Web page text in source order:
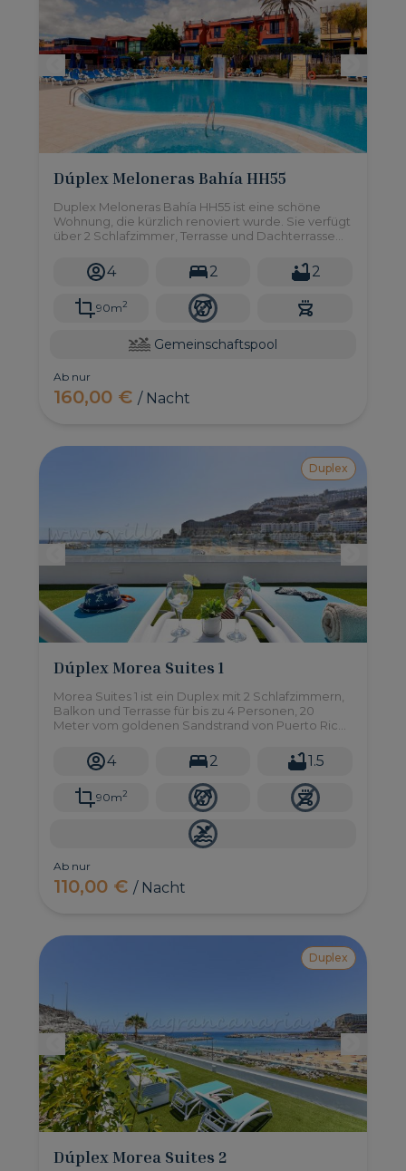
Dúplex Meloneras Bahía HH55
Duplex Meloneras Bahía HH55 ist eine schöne
Wohnung, die kürzlich renoviert wurde. Sie verfügt
über 2 Schlafzimmer, Terrasse und Dachterrasse
Gemeinschaftspool.
4 2 2
90m2
Gemeinschaftspool
Ab nur
160,00 €/ Nacht
Duplex
Dúplex Morea Suites 1
Morea Suites 1 ist ein Duplex mit 2 Schlafzimmern,
Balkon und Terrasse für bis zu 4 Personen, 20
Meter vom goldenen Sandstrand von Puerto Rico
4 2 1.5
90m2
Ab nur
110,00 €/ Nacht
Duplex
Dúplex Morea Suites 2